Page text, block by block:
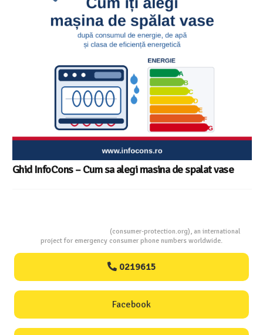
Ghid InfoCons – Cum sa alegi masina de spalat vase
(consumer-protection.org), an international
project for emergency consumer phone numbers worldwide.
0219615
Facebook